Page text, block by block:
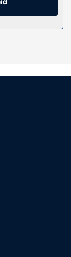
waar je van
incheckservice